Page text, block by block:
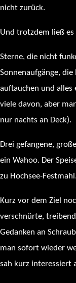
nicht zurück.
Und trotzdem ließ
Sterne, die nicht
Sonnenaufgänge,
auftauchen und alles
viele davon, aber
nur nachts an Deck).
Drei gefangene,
ein Wahoo. Der
zu Hochsee-Festmahl.
Kurz vor dem Ziel
verschnürte,
Gedanken an
man sofort wieder
sah kurz interessiert